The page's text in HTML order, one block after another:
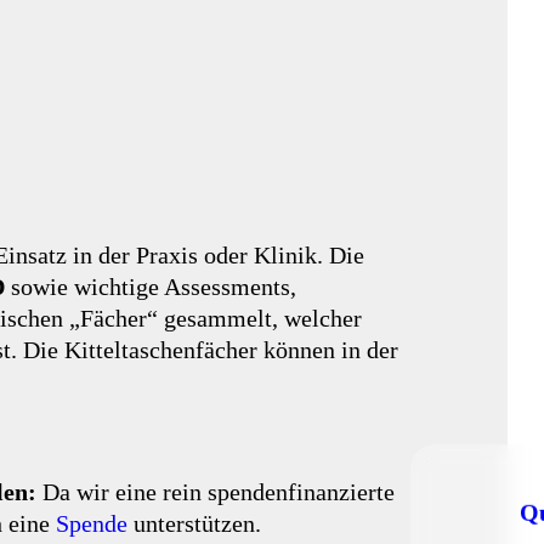
in der Praxis oder Klinik. Die
sowie wichtige Assessments,
„Fächer“ gesammelt, welcher
Die Kitteltaschenfächer können in der
Da wir eine rein spendenfinanzierte
eine Spende unterstützen.